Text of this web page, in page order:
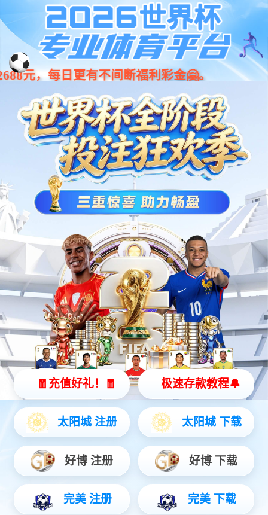
股票
代码 001266
座舱类
单中控娱乐屏
智能座舱四连屏
液晶仪表